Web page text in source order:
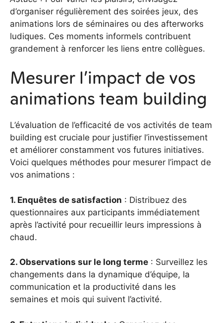
d’organiser régulièrement des soirées jeux, des
animations lors de séminaires ou des afterworks
ludiques. Ces moments informels contribuent
grandement à renforcer les liens entre collègues.
Mesurer l’impact de vos
animations team building
L’évaluation de l’efficacité de vos activités de team
building est cruciale pour justifier l’investissement
et améliorer constamment vos futures initiatives.
Voici quelques méthodes pour mesurer l’impact de
vos animations :
1. Enquêtes de satisfaction : Distribuez des
questionnaires aux participants immédiatement
après l’activité pour recueillir leurs impressions à
chaud.
2. Observations sur le long terme : Surveillez les
changements dans la dynamique d’équipe, la
communication et la productivité dans les
semaines et mois qui suivent l’activité.